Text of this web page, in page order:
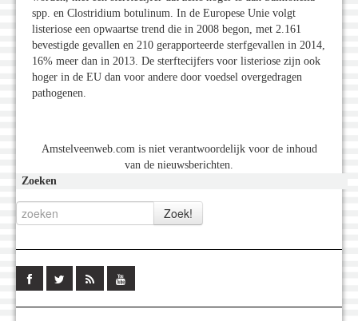
spp. en Clostridium botulinum. In de Europese Unie volgt
listeriose een opwaartse trend die in 2008 begon, met 2.161
bevestigde gevallen en 210 gerapporteerde sterfgevallen in 2014,
16% meer dan in 2013. De sterftecijfers voor listeriose zijn ook
hoger in de EU dan voor andere door voedsel overgedragen
pathogenen.
Amstelveenweb.com is niet verantwoordelijk voor de inhoud
van de nieuwsberichten.
Zoeken